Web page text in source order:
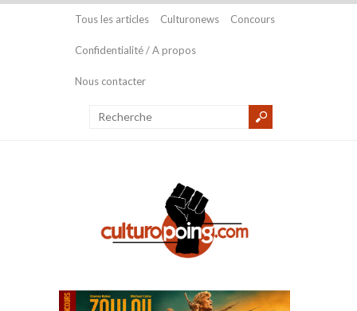
Tous les articles Culturonews Concours
Confidentialité / A propos
Nous contacter